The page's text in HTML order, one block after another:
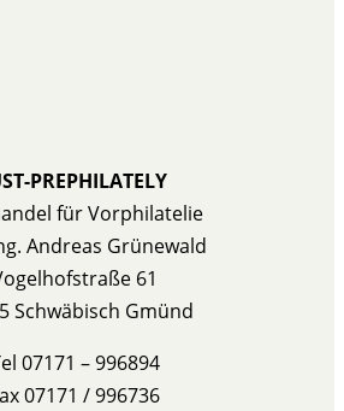
PREPHILATELY
für Vorphilatelie
Andreas Grünewald
61
Schwäbisch Gmünd
07171 – 996894
07171 / 996736